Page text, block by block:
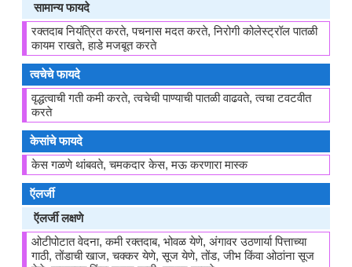
सामान्य फायदे
रक्तदाब नियंत्रित करते, पचनास मदत करते, निरोगी कोलेस्ट्रॉल पातळी
कायम राखते, हाडे मजबूत करते
त्वचेचे फायदे
वृद्धत्वाची गती कमी करते, त्वचेची पाण्याची पातळी वाढवते, त्वचा टवटवीत
करते
केसांचे फायदे
केस गळणे थांबवते, चमकदार केस, मऊ करणारा मास्क
ऍलर्जी
ऍलर्जी लक्षणे
ओटीपोटात वेदना, कमी रक्तदाब, भोवळ येणे, अंगावर उठणार्या पित्ताच्या
गाठी, तोंडाची खाज, चक्कर येणे, सूज येणे, तोंड, जीभ किंवा ओठांना सूज